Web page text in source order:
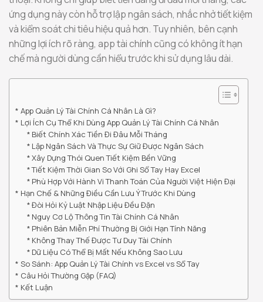
ứng dụng này còn hỗ trợ lập ngân sách, nhắc nhở tiết kiệm
và kiểm soát chi tiêu hiệu quả hơn. Tuy nhiên, bên cạnh
những lợi ích rõ ràng, app tài chính cũng có không ít hạn
chế mà người dùng cần hiểu trước khi sử dụng lâu dài.
App Quản Lý Tài Chính Cá Nhân Là Gì?
Lợi Ích Cụ Thể Khi Dùng App Quản Lý Tài Chính Cá Nhân
Biết Chính Xác Tiền Đi Đâu Mỗi Tháng
Lập Ngân Sách Và Thực Sự Giữ Được Ngân Sách
Xây Dựng Thói Quen Tiết Kiệm Bền Vững
Tiết Kiệm Thời Gian So Với Ghi Sổ Tay Hay Excel
Phù Hợp Với Hành Vi Thanh Toán Của Người Việt Hiện Đại
Hạn Chế & Những Điều Cần Lưu Ý Trước Khi Dùng
Đòi Hỏi Kỷ Luật Nhập Liệu Đều Đặn
Nguy Cơ Lộ Thông Tin Tài Chính Cá Nhân
Phiên Bản Miễn Phí Thường Bị Giới Hạn Tính Năng
Không Thay Thế Được Tư Duy Tài Chính
Dữ Liệu Có Thể Bị Mất Nếu Không Sao Lưu
So Sánh: App Quản Lý Tài Chính vs Excel vs Sổ Tay
Câu Hỏi Thường Gặp (FAQ)
Kết Luận